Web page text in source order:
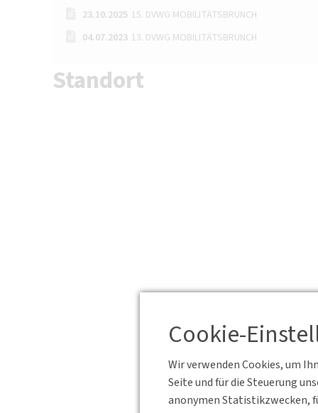
Cookie-
Wir verwenden Cookies, um
Seite und für die Steuerung
anonymen Statistikzwecken,
23.10.2025 15. DVWG MOBILITÄTSBRUNCH
04.07.2023 13. DVWG MOBILITÄTSBRUNCH
Standort